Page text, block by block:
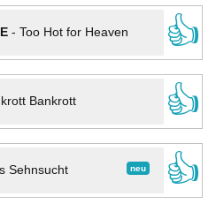
- Too Hot for Heaven
👍
Bankrott
👍
neu
Sehnsucht
👍